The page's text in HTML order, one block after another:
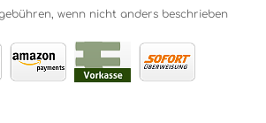
wenn nicht anders beschrieben